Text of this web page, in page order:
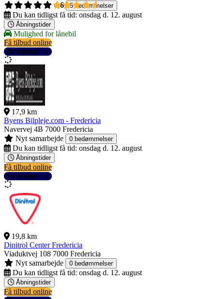
4,6
5 bedømmelser
Du kan tidligst få tid: onsdag d. 12. august
Åbningstider
Mulighed for lånebil
Få tilbud online
Se detaljer
17,9 km
Byens Bilpleje.com - Fredericia
Navervej 4B 7000 Fredericia
Nyt samarbejde
0 bedømmelser
Du kan tidligst få tid: onsdag d. 12. august
Åbningstider
Få tilbud online
Se detaljer
19,8 km
Dinitrol Center Fredericia
Viaduktvej 108 7000 Fredericia
Nyt samarbejde
0 bedømmelser
Du kan tidligst få tid: onsdag d. 12. august
Åbningstider
Få tilbud online